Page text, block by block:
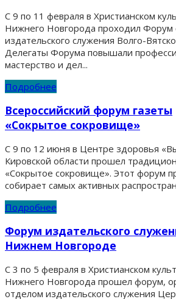
С 9 по 11 февраля в Христианском
Нижнего Новгорода проходил Форум
издательского служения Волго-
Делегаты Форума повышали
мастерство и дел...
Подробнее
Всероссийский форум газеты
«Сокрытое сокровище»
С 9 по 12 июня в Центре здоровья
Кировской области прошел
«Сокрытое сокровище». Этот форум
собирает самых активных
Подробнее
Форум издательского
Нижнем Новгороде
С 3 по 5 февраля в Христианском
Нижнего Новгорода прошел форум,
отделом издательского служения